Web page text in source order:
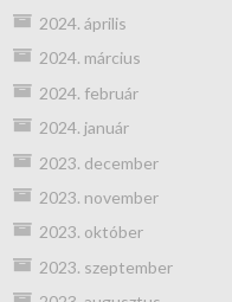
2024. április
2024. március
2024. február
2024. január
2023. december
2023. november
2023. október
2023. szeptember